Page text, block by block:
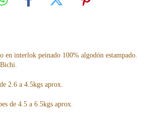
en interlok peinado 100% algodón estampado.
2.6 a 4.5kgs aprox.
de 4.5 a 6.5kgs aprox.